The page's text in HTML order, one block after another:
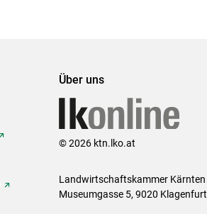
Über uns
© 2026 ktn.lko.at
Landwirtschaftskammer Kärnten
Museumgasse 5, 9020 Klagenfurt